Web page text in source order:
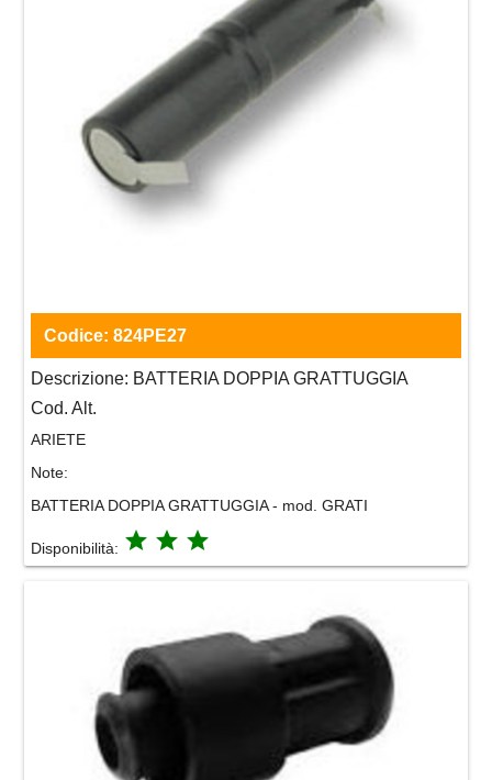
Codice: 824PE27
Descrizione: BATTERIA DOPPIA GRATTUGGIA
Cod. Alt.
ARIETE
Note:
BATTERIA DOPPIA GRATTUGGIA - mod. GRATI
Disponibilità: grade grade grade